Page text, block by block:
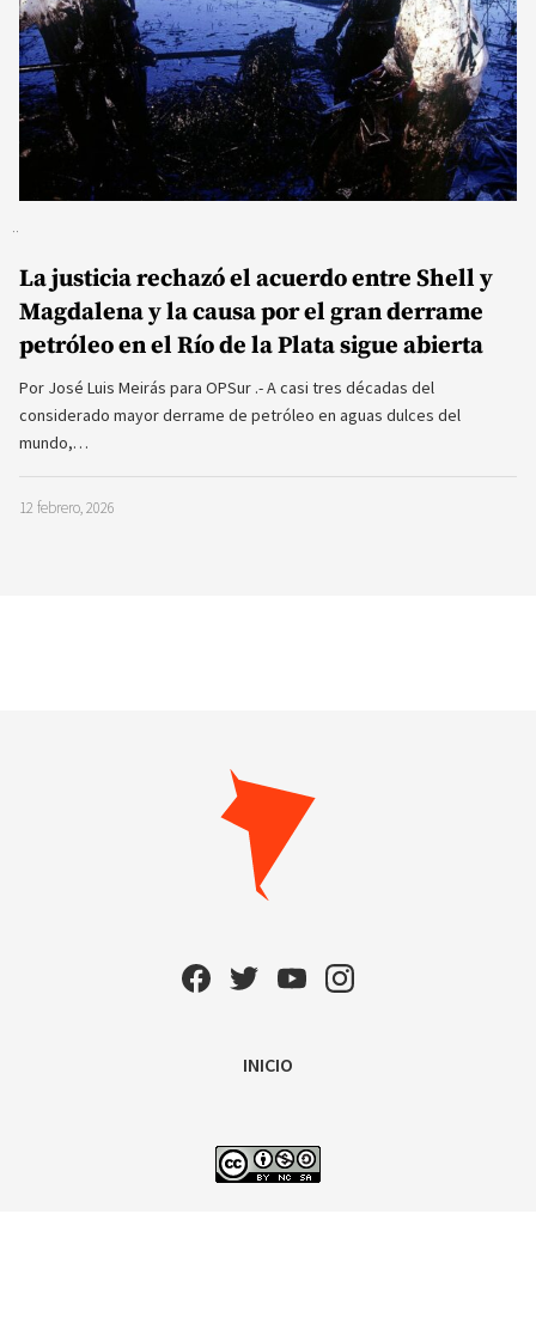
La justicia rechazó el acuerdo entre Shell y
Magdalena y la causa por el gran derrame
petróleo en el Río de la Plata sigue abierta
Por José Luis Meirás para OPSur .- A casi tres décadas del
considerado mayor derrame de petróleo en aguas dulces del
mundo,…
12 febrero, 2026
INICIO